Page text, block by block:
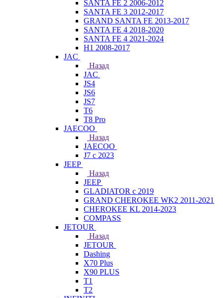
SANTA FE 2 2006-2012
SANTA FE 3 2012-2017
GRAND SANTA FE 2013-2017
SANTA FE 4 2018-2020
SANTA FE 4 2021-2024
H1 2008-2017
JAC
Назад
JAC
JS4
JS6
JS7
T6
T8 Pro
JAECOO
Назад
JAECOO
J7 с 2023
JEEP
Назад
JEEP
GLADIATOR с 2019
GRAND CHEROKEE WK2 2011-2021
CHEROKEE KL 2014-2023
COMPASS
JETOUR
Назад
JETOUR
Dashing
X70 Plus
X90 PLUS
T1
T2